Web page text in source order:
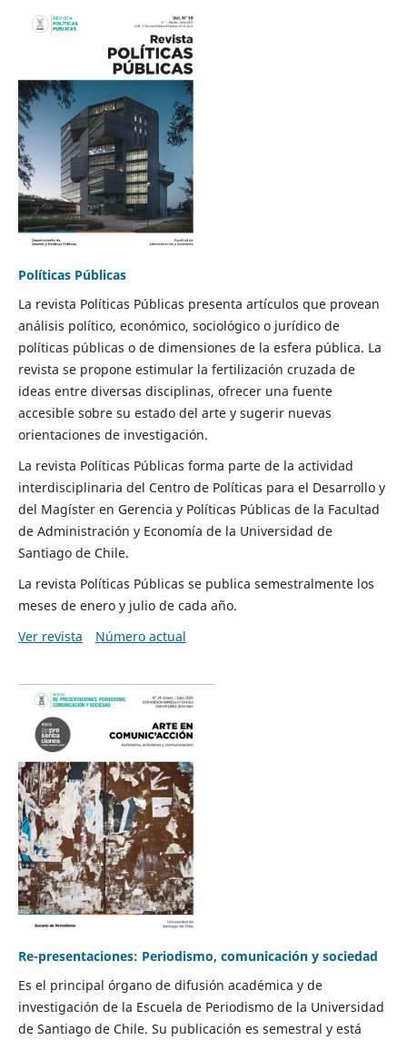
Políticas Públicas
La revista Políticas Públicas presenta artículos que provean
análisis político, económico, sociológico o jurídico de
políticas públicas o de dimensiones de la esfera pública. La
revista se propone estimular la fertilización cruzada de
ideas entre diversas disciplinas, ofrecer una fuente
accesible sobre su estado del arte y sugerir nuevas
orientaciones de investigación.
La revista Políticas Públicas forma parte de la actividad
interdisciplinaria del Centro de Políticas para el Desarrollo y
del Magíster en Gerencia y Políticas Públicas de la Facultad
de Administración y Economía de la Universidad de
Santiago de Chile.
La revista Políticas Públicas se publica semestralmente los
meses de enero y julio de cada año.
Ver revista
Número actual
Re-presentaciones: Periodismo, comunicación y sociedad
Es el principal órgano de difusión académica y de
investigación de la Escuela de Periodismo de la Universidad
de Santiago de Chile. Su publicación es semestral y está